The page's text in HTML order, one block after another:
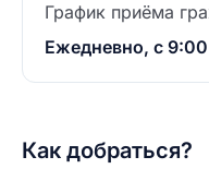
График приёма
Ежедневно, с
Как добраться?